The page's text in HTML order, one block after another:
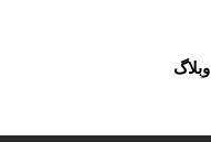
وبلاگ